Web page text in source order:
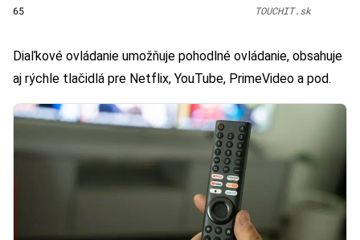
65 TOUCHIT.sk
Diaľkové ovládanie umožňuje pohodlné ovládanie, obsahuje
aj rýchle tlačidlá pre Netflix, YouTube, PrimeVideo a pod.